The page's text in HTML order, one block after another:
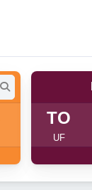
TO
UF